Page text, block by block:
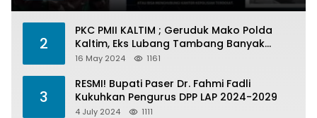
2
PKC PMII KALTIM ; Geruduk Mako Polda
Kaltim, Eks Lubang Tambang Banyak
Menelan Korban
16 May 2024 1161
3
RESMI! Bupati Paser Dr. Fahmi Fadli
Kukuhkan Pengurus DPP LAP 2024-2029
4 July 2024 1111